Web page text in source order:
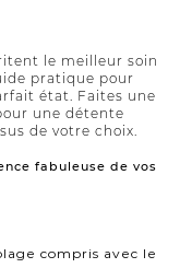
le meilleur soin
pratique pour
état. Faites une
une détente
de votre choix.
fabuleuse de vos
compris avec le